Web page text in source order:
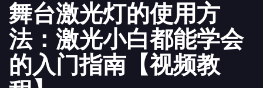
舞台激光灯的使用方
法：激光小白都能学会
的入门指南【视频教